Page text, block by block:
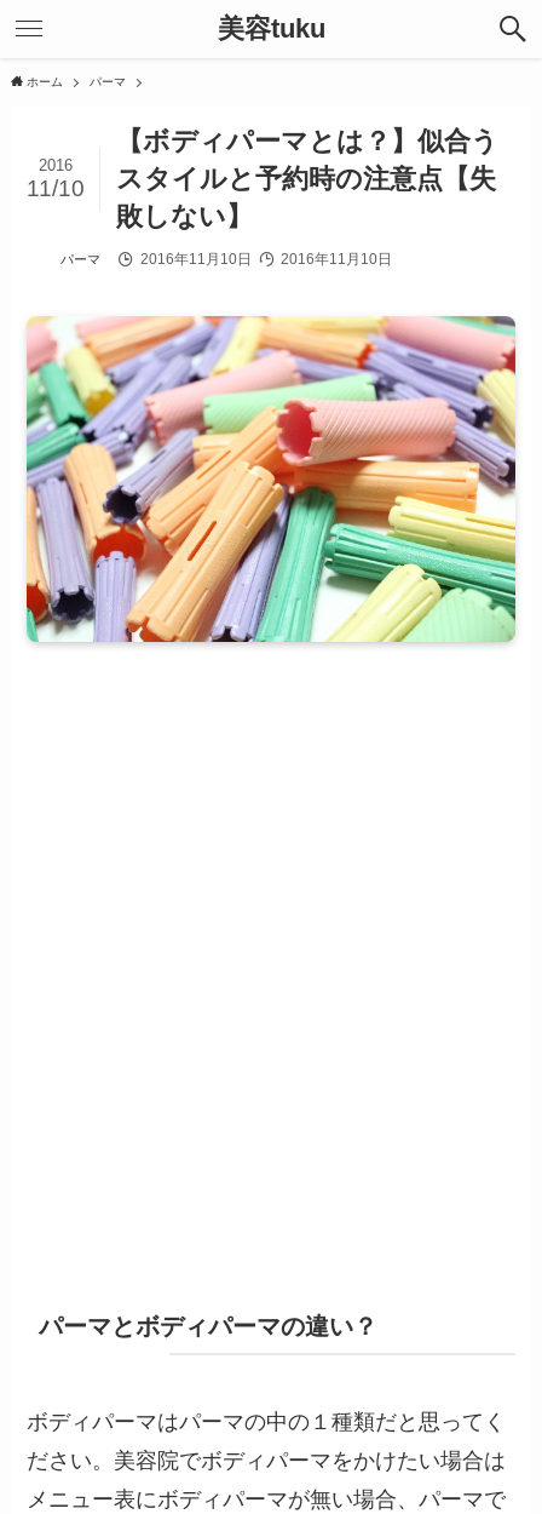
美容tuku
ホーム パーマ
【ボディパーマとは？】似合う
スタイルと予約時の注意点【失
敗しない】
2016
11/10
パーマ 2016年11月10日 2016年11月10日
パーマとボディパーマの違い？
ボディパーマはパーマの中の１種類だと思ってく
ださい。美容院でボディパーマをかけたい場合は
メニュー表にボディパーマが無い場合、パーマで